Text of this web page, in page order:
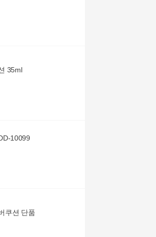
35ml
10099
쿠션 단품